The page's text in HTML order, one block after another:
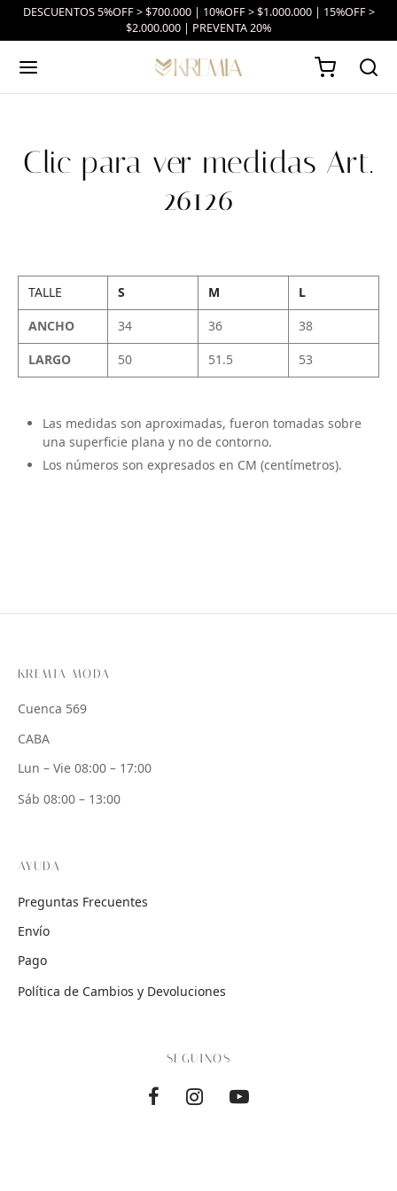
DESCUENTOS 5%OFF > $700.000 | 10%OFF > $1.000.000 | 15%OFF >
$2.000.000 | PREVENTA 20%
Clic para ver medidas Art.
26126
TALLE S M
L
ANCHO
34 36
38
LARGO
50 51.5 53
Las medidas son aproximadas, fueron tomadas sobre
una superficie plana y no de contorno.
Los números son expresados en CM (centímetros).
KREMIA MODA
Cuenca 569
CABA
Lun – Vie 08:00 – 17:00
Sáb 08:00 – 13:00
AYUDA
Preguntas Frecuentes
Envío
Pago
Política de Cambios y Devoluciones
SEGUINOS